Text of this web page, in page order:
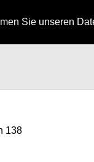
Sie unseren
138